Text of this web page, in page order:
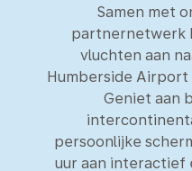
Samen met
partnernetwerk
vluchten aan
Humberside Airport
Geniet aan
persoonlijke
uur aan interactief